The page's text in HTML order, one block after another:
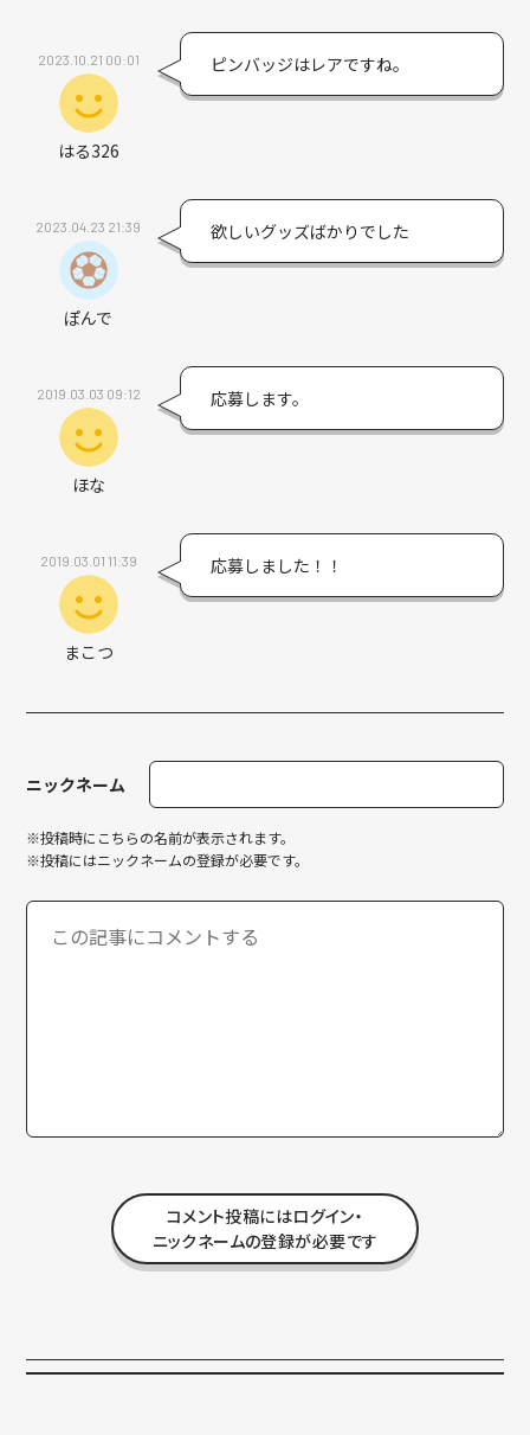
2023.10.21 00:01
はる326
ピンバッジはレアですね。
2023.04.23 21:39
ぽんで
欲しいグッズばかりでした
2019.03.03 09:12
ほな
応募します。
2019.03.01 11:39
まこつ
応募しました！！
ニックネーム
※投稿時にこちらの名前が表示されます。
※投稿にはニックネームの登録が必要です。
コメント投稿にはログイン・
ニックネームの登録が必要です